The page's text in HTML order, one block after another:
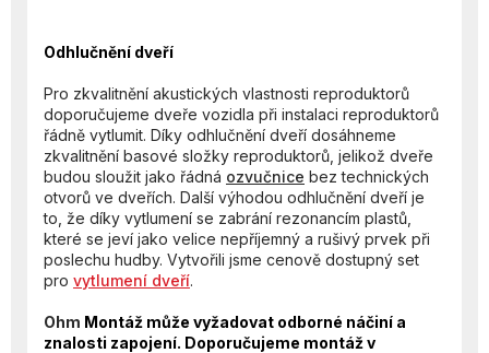
Odhlučnění dveří
Pro zkvalitnění akustických vlastnosti reproduktorů
doporučujeme dveře vozidla při instalaci reproduktorů
řádně vytlumit. Díky odhlučnění dveří dosáhneme
zkvalitnění basové složky reproduktorů, jelikož dveře
budou sloužit jako řádná ozvučnice bez technických
otvorů ve dveřích. Další výhodou odhlučnění dveří je
to, že díky vytlumení se zabrání rezonancím plastů,
které se jeví jako velice nepříjemný a rušivý prvek při
poslechu hudby. Vytvořili jsme cenově dostupný set
pro vytlumení dveří.
Ohm Montáž může vyžadovat odborné náčiní a
znalosti zapojení. Doporučujeme montáž v